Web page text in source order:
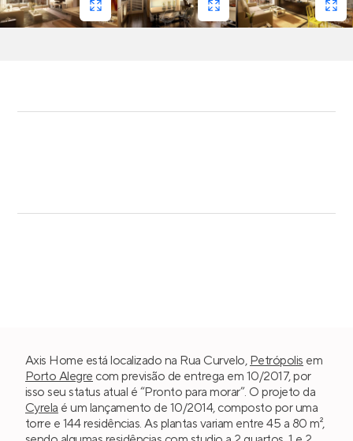
Axis Home está localizado na Rua Curvelo, Petrópolis em
Porto Alegre com previsão de entrega em 10/2017, por
isso seu status atual é “Pronto para morar”. O projeto da
Cyrela é um lançamento de 10/2014, composto por uma
torre e 144 residências. As plantas variam entre 45 a 80 m²,